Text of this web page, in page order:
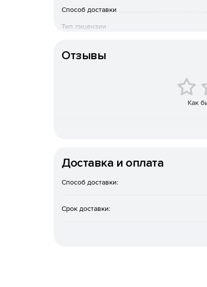
возможность создания усиленной
возможность работы с ключами
мобильного устройства с поддержкой
возможность использования
дополнительного модуля облачного
КриптоПро CSP версии 5.0 для
включая интеграцию со сторонними
Способ доставки
Тип лицензии
Отзывы
Как
Доставка и оплата
Способ доставки:
Срок доставки: